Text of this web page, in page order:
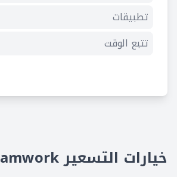
تطبيقات
تتبع الوقت
تعاون
عرض لوحة كانبان
خيارات التسعير Teamwork